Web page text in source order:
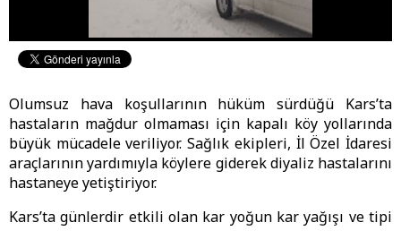
Olumsuz hava koşullarının hüküm sürdüğü Kars’ta
hastaların mağdur olmaması için kapalı köy yollarında
büyük mücadele veriliyor. Sağlık ekipleri, İl Özel İdaresi
araçlarının yardımıyla köylere giderek diyaliz hastalarını
hastaneye yetiştiriyor.
Kars’ta günlerdir etkili olan kar yoğun kar yağışı ve tipi